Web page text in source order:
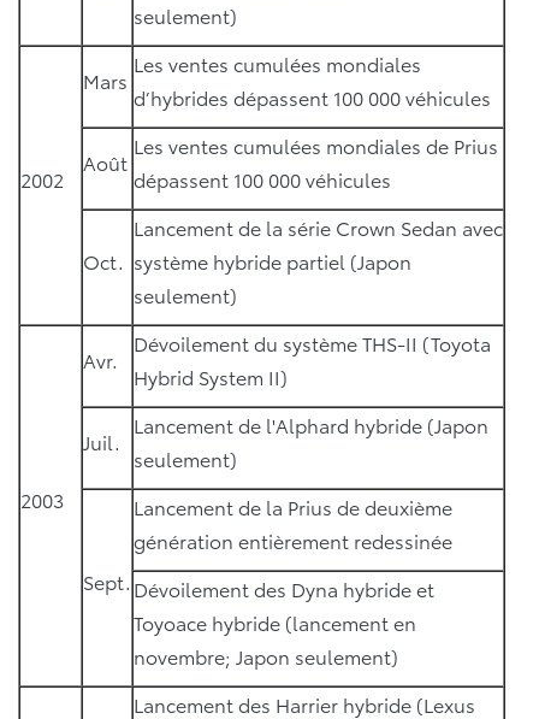
seulement)
2002
Mars
Les ventes cumulées mondiales
d’hybrides dépassent 100 000 véhicules
Août
Les ventes cumulées mondiales de Prius
dépassent 100 000 véhicules
Oct.
Lancement de la série Crown Sedan avec
système hybride partiel (Japon
seulement)
2003
Avr.
Dévoilement du système THS-II (Toyota
Hybrid System II)
Juil.
Lancement de l'Alphard hybride (Japon
seulement)
Sept.
Lancement de la Prius de deuxième
génération entièrement redessinée
Dévoilement des Dyna hybride et
Toyoace hybride (lancement en
novembre; Japon seulement)
Lancement des Harrier hybride (Lexus